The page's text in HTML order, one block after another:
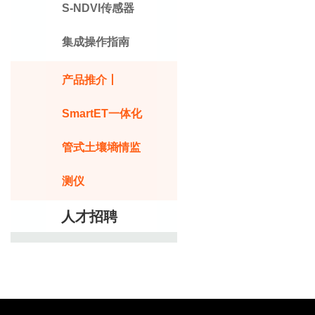
S-NDVI传感器
集成操作指南
产品推介丨
SmartET一体化
管式土壤墒情监
测仪
人才招聘